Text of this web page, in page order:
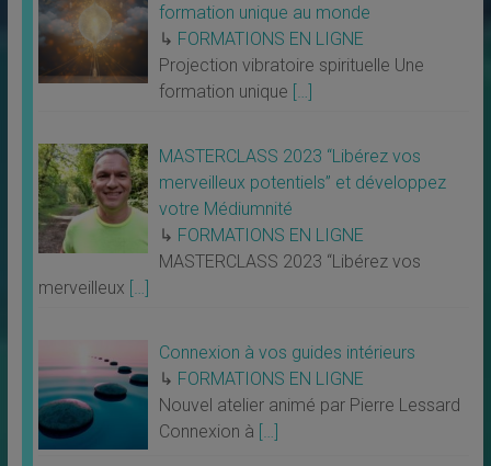
formation unique au monde
↳ FORMATIONS EN LIGNE
Projection vibratoire spirituelle Une
formation unique […]
MASTERCLASS 2023 “Libérez vos
merveilleux potentiels” et développez
votre Médiumnité
↳ FORMATIONS EN LIGNE
MASTERCLASS 2023 “Libérez vos
merveilleux […]
Connexion à vos guides intérieurs
↳ FORMATIONS EN LIGNE
Nouvel atelier animé par Pierre Lessard
Connexion à […]